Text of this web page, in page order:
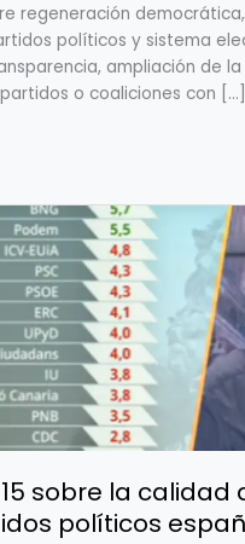
regeneración
políticos y sistema
ampliación de
o coaliciones con […]
sobre la
políticos